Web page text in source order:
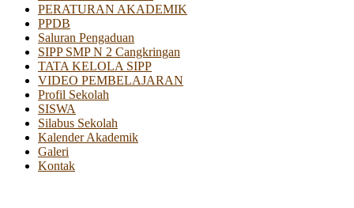
PERATURAN AKADEMIK
PPDB
Saluran Pengaduan
SIPP SMP N 2 Cangkringan
TATA KELOLA SIPP
VIDEO PEMBELAJARAN
Profil Sekolah
SISWA
Silabus Sekolah
Kalender Akademik
Galeri
Kontak